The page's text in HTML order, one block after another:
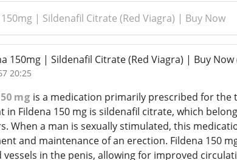
| Sildenafil Citrate (Red Viagra) | Buy Now
150mg | Sildenafil Citrate (Red Viagra) | Buy Now
20:25
mg is a medication primarily prescribed for the
in Fildena 150 mg is sildenafil citrate, which
When a man is sexually stimulated, this
and maintenance of an erection. Fildena 150
vessels in the penis, allowing for improved